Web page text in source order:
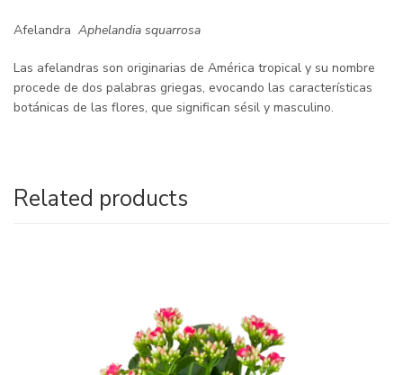
Afelandra Aphelandia squarrosa
Las afelandras son originarias de América tropical y su nombre
procede de dos palabras griegas, evocando las características
botánicas de las flores, que significan sésil y masculino.
Related products